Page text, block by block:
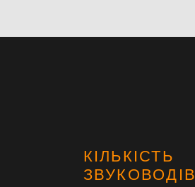
КІЛЬКІСТЬ
ЗВУКОВОДІВ